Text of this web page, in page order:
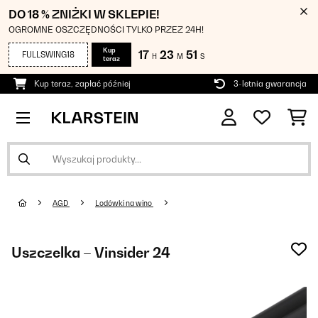
DO 18 % ZNIŻKI W SKLEPIE!
OGROMNE OSZCZĘDNOŚCI TYLKO PRZEZ 24H!
FULLSWING18
Kup
teraz
17 H 23 M 51 S
Kup teraz, zapłać później 3-letnia gwarancja
AGD Lodówki na wino
Uszczelka – Vinsider 24